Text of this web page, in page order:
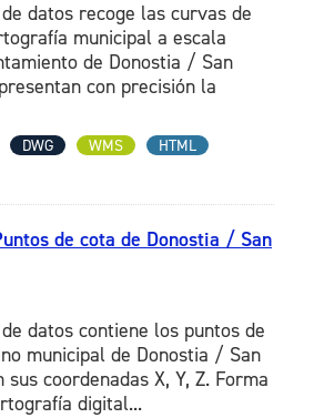
datos recoge las curvas de
municipal a escala
de Donostia / San
con precisión la
DWG WMS
HTML
de cota de Donostia / San
datos contiene los puntos de
municipal de Donostia / San
sus coordenadas X, Y, Z. Forma
digital...